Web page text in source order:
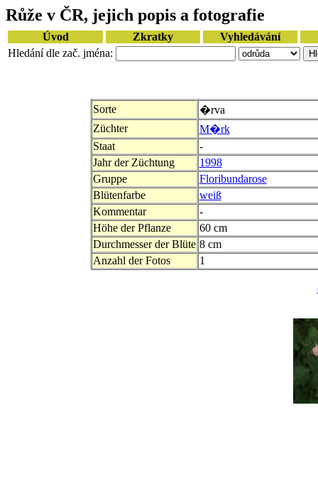
Růže v ČR, jejich popis a fotografie
Úvod Zkratky
Vyhledávání
Hledání dle zač. jména:
Sorte
�rva
Züchter
M�rk
Staat
-
Jahr der Züchtung
1998
Gruppe
Floribundarose
Blütenfarbe
weiß
Kommentar
-
Höhe der Pflanze
60 cm
Durchmesser der Blüte 8 cm
Anzahl der Fotos
1